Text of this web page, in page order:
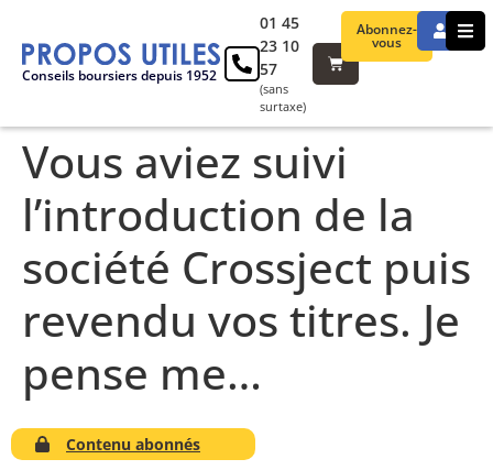
Conseils boursiers depuis 1952
Abonnez-
vous
01 45
23 10
57
(sans
surtaxe)
Vous aviez suivi
l’introduction de la
société Crossject puis
revendu vos titres. Je
pense me…
Contenu abonnés